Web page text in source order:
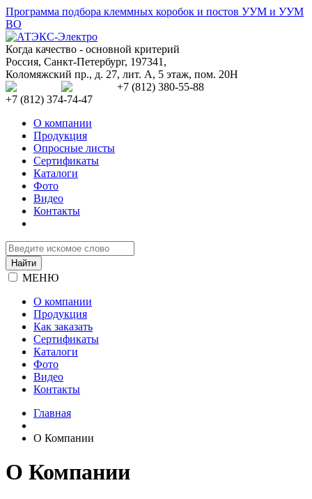
Программа подбора клеммных коробок и постов УУМ и УУМ
ВО
Когда качество - основной критерий
Россия, Санкт-Петербург, 197341 ,
Коломяжский пр., д. 27, лит. А, 5 этаж, пом. 20Н
+7 (812) 380-55-88
+7 (812) 374-74-47
О компании
Продукция
Опросные листы
Сертификаты
Каталоги
Фото
Видео
Контакты
МЕНЮ
О компании
Продукция
Как заказать
Сертификаты
Каталоги
Фото
Видео
Контакты
Главная
О Компании
О Компании